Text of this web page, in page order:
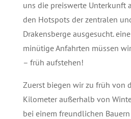
uns die preiswerte Unterkunft
den Hotspots der zentralen
Drakensberge ausgesucht.
minütige Anfahrten müssen
– früh aufstehen!
Zuerst biegen wir zu früh von
Kilometer außerhalb von
bei einem freundlichen